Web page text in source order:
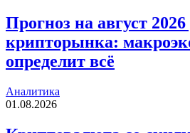
Прогноз на август 2026
крипторынка:
определит всё
Аналитика
01.08.2026